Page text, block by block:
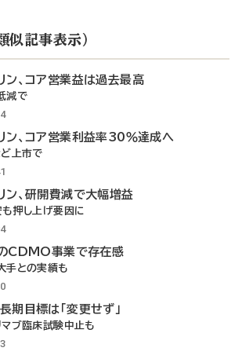
似記事表示）
ン、コア営業益は過去最高
減で
リン、コア営業利益率30％達成へ
ど上市で
ン、研開費減で大幅増益
押し上げ要因に
CDMO事業で存在感
手との実績も
期目標は「変更せず」
ブ臨床試験中止も